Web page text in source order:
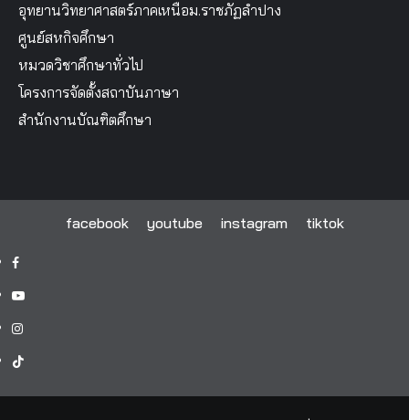
อุทยานวิทยาศาสตร์ภาคเหนือม.ราชภัฏลำปาง
ศูนย์สหกิจศึกษา
หมวดวิชาศึกษาทั่วไป
โครงการจัดตั้งสถาบันภาษา
สำนักงานบัณฑิตศึกษา
facebook youtube instagram tiktok
facebook
youtube
instagram
tiktok